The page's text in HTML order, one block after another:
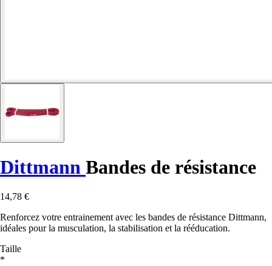
Dittmann Bandes de résistance
14,78 €
Renforcez votre entrainement avec les bandes de résistance Dittmann,
idéales pour la musculation, la stabilisation et la rééducation.
Taille
*